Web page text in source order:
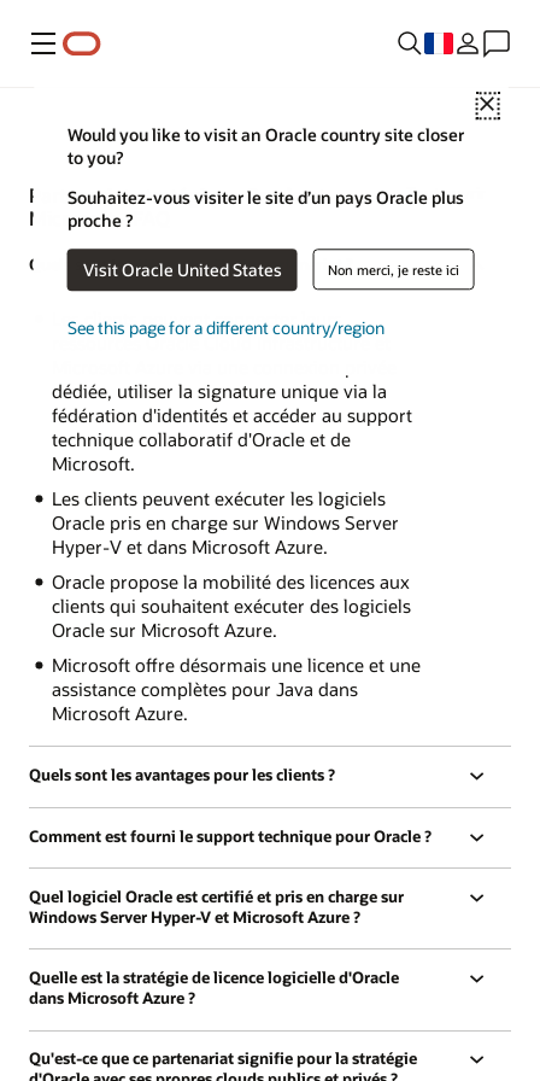
Menu
Close
Would you like to visit an Oracle country site closer
to you?
Souhaitez-vous visiter le site d’un pays Oracle plus
proche ?
Visit Oracle United States Non merci, je reste ici
See this page for a different country/region
Partenariat stratégique Oracle et
Microsoft - FAQ
Tout ouvrir
Quels sont leséléments clés du partenariat?
Les clients peuvent connecter leurs
ressources Oracle Cloud Infrastructure et
dédiée, utiliser la signature unique via la
fédération d'identités et accéder au support
technique collaboratif d'Oracle et de
Microsoft.
Les clients peuvent exécuter les logiciels
Oracle pris en charge sur Windows Server
Hyper-V et dans Microsoft Azure.
Oracle propose la mobilité des licences aux
clients qui souhaitent exécuter des logiciels
Oracle sur Microsoft Azure.
Microsoft offre désormais une licence et une
assistance complètes pour Java dans
Microsoft Azure.
Quels sont les avantages pour les clients ?
Comment est fourni le support technique pour Oracle ?
Quel logiciel Oracle est certifié et pris en charge sur
Windows Server Hyper-V et Microsoft Azure ?
Quelle est la stratégie de licence logicielle d'Oracle
dans Microsoft Azure ?
Qu'est-ce que ce partenariat signifie pour la stratégie